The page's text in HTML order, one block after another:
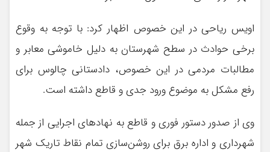
اویس ریاحی در این خصوص اظهار کرد: با توجه به وقوع
برخی حوادث در سطح شهرستان به دلیل خاموشی معابر و
مطالبات مردمی در این خصوص، دادستانی چالوس برای
رفع مشکل به موضوع ورود جدی و قاطع داشته است.
وی از صدور دستور فوری و قاطع به نهادهای اجرایی از جمله
شهرداری و اداره برق برای روشن‌سازی تمام نقاط تاریک شهر